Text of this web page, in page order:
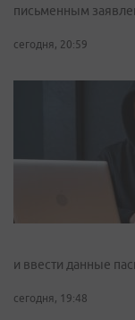
письменным
сегодня, 20:59
и ввести данные
сегодня, 19:48